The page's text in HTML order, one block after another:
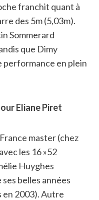
franchit quant à
des 5m (5,03m).
Sommerard
que Dimy
performance en plein
Eliane Piret
master (chez
les 16 »52
Huyghes
belles années
en 2003). Autre